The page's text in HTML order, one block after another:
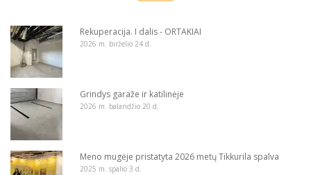
Rekuperacija. I dalis - ORTAKIAI
2026 m. birželio 24 d.
Grindys garaže ir katilinėje
2026 m. balandžio 20 d.
Meno mugėje pristatyta 2026 metų Tikkurila spalva
2025 m. spalio 3 d.